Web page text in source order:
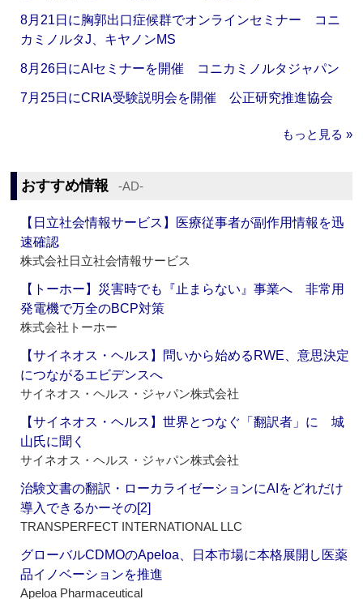
8月21日に胸郭出口症候群でオンラインセミナー コニ
カミノルタJ、キヤノンMS
8月26日にAIセミナーを開催 コニカミノルタジャパン
7月25日にCRIA受験説明会を開催 公正研究推進協会
もっと見る »
おすすめ情報 ‐AD‐
【日立社会情報サービス】医療従事者が副作用情報を迅
速確認
株式会社日立社会情報サービス
【トーホー】災害時でも『止まらない』事業へ 非常用
発電機で万全のBCP対策
株式会社トーホー
【サイネオス・ヘルス】問いから始めるRWE、意思決定
につながるエビデンスへ
サイネオス・ヘルス・ジャパン株式会社
【サイネオス・ヘルス】世界とつなぐ「翻訳者」に 城
山氏に聞く
サイネオス・ヘルス・ジャパン株式会社
治験文書の翻訳・ローカライゼーションにAIをどれだけ
導入できるかーその[2]
TRANSPERFECT INTERNATIONAL LLC
グローバルCDMOのApeloa、日本市場に本格展開し医薬
品イノベーションを推進
Apeloa Pharmaceutical